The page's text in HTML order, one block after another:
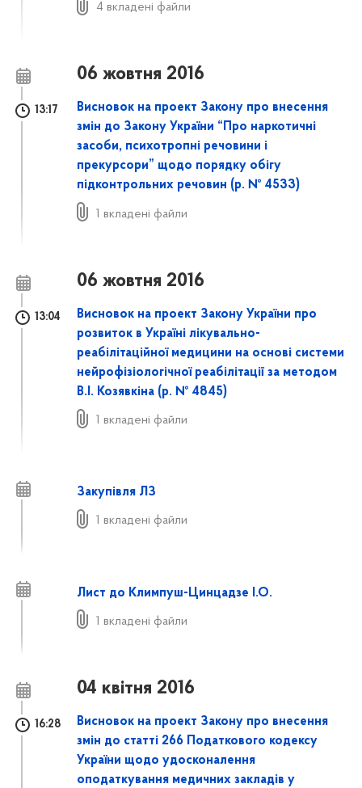
4 вкладені файли
06 жовтня 2016
13:17
Висновок на проект Закону про внесення
змін до Закону України “Про наркотичні
засоби, психотропні речовини і
прекурсори” щодо порядку обігу
підконтрольних речовин (р. № 4533)
1 вкладені файли
06 жовтня 2016
13:04
Висновок на проект Закону України про
розвиток в Україні лікувально-
реабілітаційної медицини на основі системи
нейрофізіологічної реабілітації за методом
В.І. Козявкіна (р. № 4845)
1 вкладені файли
Закупівля ЛЗ
1 вкладені файли
Лист до Климпуш-Цинцадзе І.О.
1 вкладені файли
04 квітня 2016
16:28
Висновок на проект Закону про внесення
змін до статті 266 Податкового кодексу
України щодо удосконалення
оподаткування медичних закладів у